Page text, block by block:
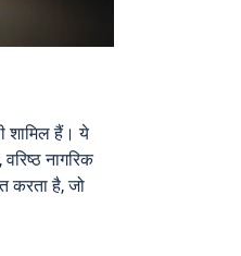
शामिल हैं। ये
नागरिक
करता है, जो